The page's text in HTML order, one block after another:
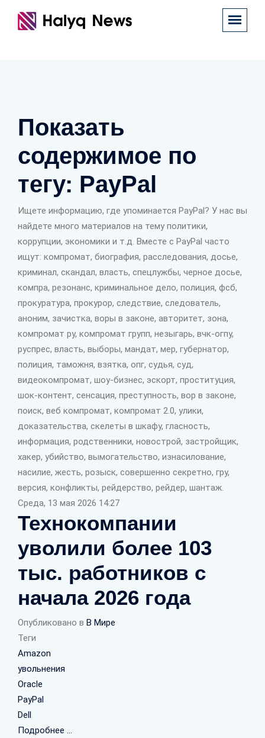
Показать
содержимое по
тегу: PayPal
Ищете информацию, где упоминается PayPal? У нас вы
найдете много материалов на тему политики,
коррупции, экономики и т.д. Вместе с PayPal часто
ищут: компромат, биография, расследования, досье,
криминал, скандал, власть, спецлужбы, черное досье,
компра, резонанс, криминальное дело, полиция, фсб,
прокуратура, прокурор, следствие, следователь,
аноним, зачистка, воры в законе, авторитет, зона,
компромат ру, компромат групп, незыгарь, вчк-огпу,
руспрес, власть, выборы, мандат, мер, губернатор,
полиция, таможня, взятка, опг, судья, суд,
видеокомпромат, шоу-бизнес, эскорт, проституция,
шок-контент, сенсация, преступность, вор в законе,
поиск, веб компромат, компромат 2.0, улики,
доказательства, скелеты в шкафу, гласность,
информация, родственники, новострой, застройщик,
хакер, убийство, вымогательство, изнасилование,
насилие, жесть, розыск, совершенно секретно, гру,
версия, конфликты, рейдерство, рейдер, шантаж.
Среда, 13 мая 2026 14:27
Технокомпании
уволили более 103
тыс. работников с
начала 2026 года
Опубликовано в В Мире
Теги
Amazon
увольнения
Oracle
PayPal
Dell
Подробнее ...